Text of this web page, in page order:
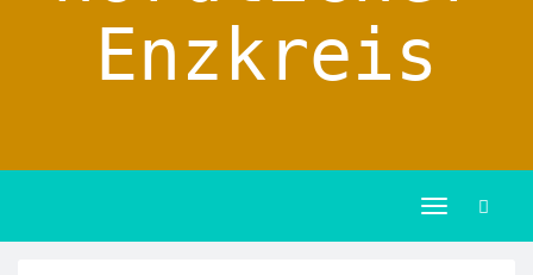
Enzkreis
Toggle
navigation